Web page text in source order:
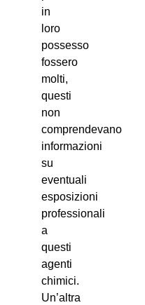
in
loro
possesso
fossero
molti,
questi
non
comprendevano
informazioni
su
eventuali
esposizioni
professionali
a
questi
agenti
chimici.
Un’altra